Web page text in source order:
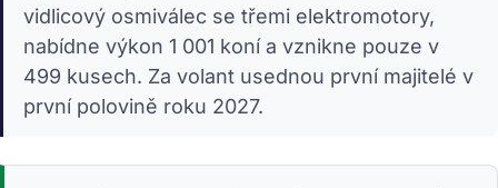
vidlicový osmiválec se třemi elektromotory,
nabídne výkon 1 001 koní a vznikne pouze v
499 kusech. Za volant usednou první majitelé v
první polovině roku 2027.